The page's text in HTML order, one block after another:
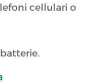
cellulari o